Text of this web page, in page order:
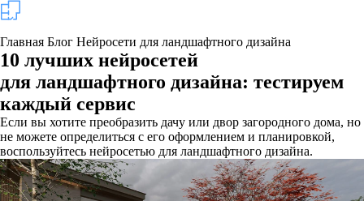
Главная Блог Нейросети для ландшафтного дизайна
10 лучших нейросетей
для ландшафтного дизайна: тестируем
каждый сервис
Если вы хотите преобразить дачу или двор загородного дома, но
не можете определиться с его оформлением и планировкой,
воспользуйтесь нейросетью для ландшафтного дизайна.